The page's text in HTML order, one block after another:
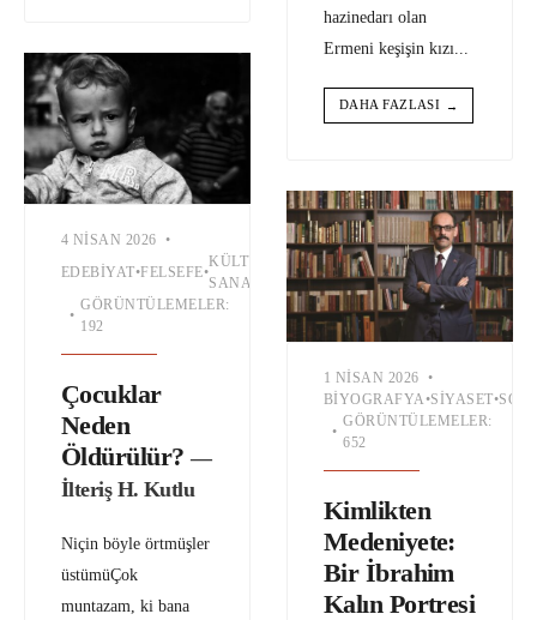
hazinedarı olan
Ermeni keşişin kızı
DAHA FAZLASI →
4 NISAN 2026 •
EDEBIYAT•FELSEFE•
KÜLTÜR-
SANAT
POLITIK
PSIKOLOJI
•SAVAŞ •
SIYASET
SOSYOLOJISI
•
GÖRÜNTÜLEMELER:
192
Çocuklar
Neden
Öldürülür? —
İlteriş H. Kutlu
Niçin böyle örtmüşler
üstümüÇok
muntazam, ki bana
1 NISAN 2026 •
BIYOGRAFYA•SIYASET•
•
GÖRÜNTÜLEMELER:
652
Kimlikten
Medeniyete:
Bir İbrahim
Kalın Portresi